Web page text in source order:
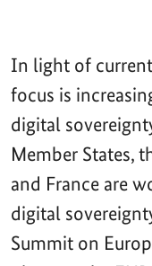
In light of
focus is
digital
Member States,
and France are
digital
Summit on